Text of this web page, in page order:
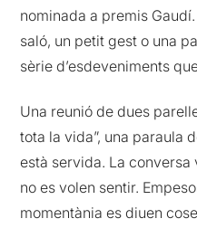
nominada a premis
saló, un petit gest o una
sèrie d’esdeveniments
Una reunió de dues
tota la vida”, una paraula
està servida. La
no es volen sentir.
momentània es diuen